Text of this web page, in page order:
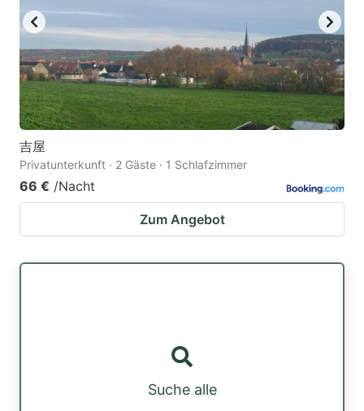
吉屋
Privatunterkunft · 2 Gäste · 1 Schlafzimmer
66 € /Nacht
Zum Angebot
Suche alle